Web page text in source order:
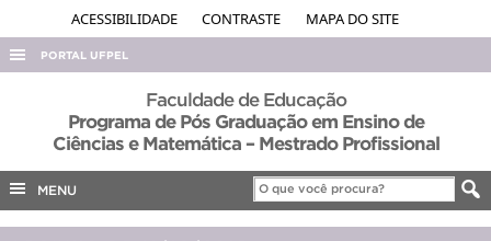
ACESSIBILIDADE CONTRASTE MAPA DO SITE
PORTAL UFPEL
ACESSO À INFORMAÇÃO
AUDITORIA
Faculdade de Educação
Programa de Pós Graduação em Ensino de
Ciências e Matemática – Mestrado Profissional
MENU